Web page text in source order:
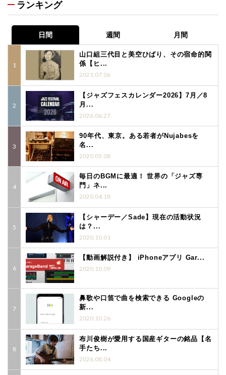
ランキング
日間 週間 月間
山口組三代目と美空ひばり、その宿命的関
係【ヒ...
2021.07.06
【ジャズフェスカレンダー2026】7月／8
月...
2026.06.27
90年代、東京。ある若者がNujabesを
名...
2020.05.08
毎日のBGMに最適！ 世界の「ジャズ専
門」ネ...
2020.04.18
【シャーデー／Sade】現在の活動状況
は？...
2020.10.01
【動画解説付き】 iPhoneアプリ Gar...
2020.10.09
鼻歌や口笛で曲を検索できる Googleの
新...
2020.10.26
布川俊樹が愛用する国産ギターの銘品【名
手たち...
2026.08.04